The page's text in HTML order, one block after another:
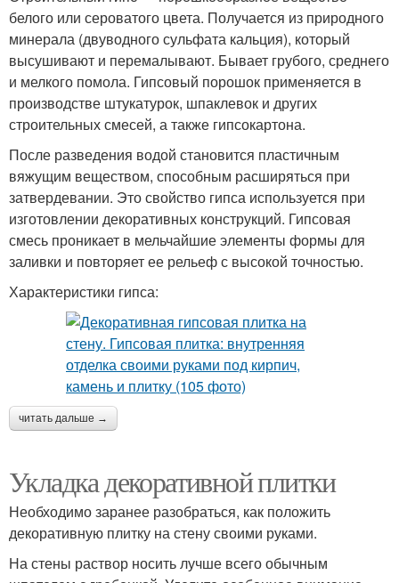
белого или сероватого цвета. Получается из природного
минерала (двуводного сульфата кальция), который
высушивают и перемалывают. Бывает грубого, среднего
и мелкого помола. Гипсовый порошок применяется в
производстве штукатурок, шпаклевок и других
строительных смесей, а также гипсокартона.
После разведения водой становится пластичным
вяжущим веществом, способным расширяться при
затвердевании. Это свойство гипса используется при
изготовлении декоративных конструкций. Гипсовая
смесь проникает в мельчайшие элементы формы для
заливки и повторяет ее рельеф с высокой точностью.
Характеристики гипса:
читать дальше →
Укладка декоративной плитки
Необходимо заранее разобраться, как положить
декоративную плитку на стену своими руками.
На стены раствор носить лучше всего обычным